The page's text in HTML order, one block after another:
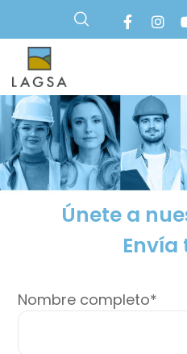
Únete a
Envía
Nombre completo*